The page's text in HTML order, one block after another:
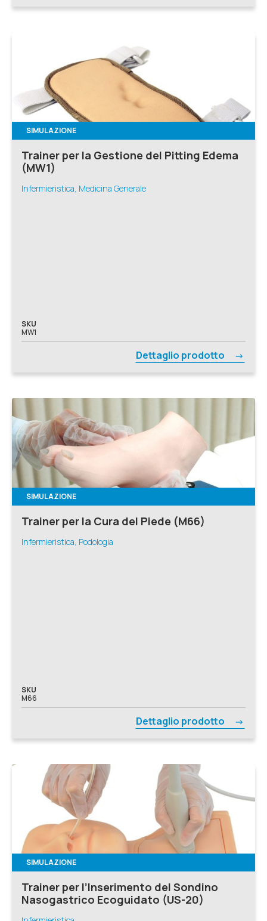
SIMULAZIONE
Trainer per la Gestione del Pitting Edema
(MW1)
Infermieristica, Medicina Generale
SKU
MW1
Dettaglio prodotto
SIMULAZIONE
Trainer per la Cura del Piede (M66)
Infermieristica, Podologia
SKU
M66
Dettaglio prodotto
SIMULAZIONE
Trainer per l’Inserimento del Sondino
Nasogastrico Ecoguidato (US-20)